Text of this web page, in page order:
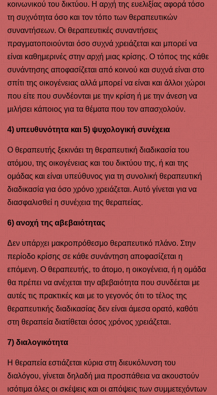
κοινωνικού του δικτύου. Η αρχή της ευελιξίας αφορά τόσο
τη συχνότητα όσο και τον τόπο των θεραπευτικών
συναντήσεων. Οι θεραπευτικές συναντήσεις
πραγματοποιούνται όσο συχνά χρειάζεται και μπορεί να
είναι καθημερινές στην αρχή μιας κρίσης. Ο τόπος της κάθε
συνάντησης αποφασίζεται από κοινού και συχνά είναι στο
σπίτι της οικογένειας αλλά μπορεί να είναι και άλλοι χώροι
που είτε που συνδέονται με την κρίση ή με την άνεση να
μιλήσει κάποιος για τα θέματα που τον απασχολούν.
4) υπευθυνότητα και 5) ψυχολογική συνέχεια
Ο θεραπευτής ξεκινάει τη θεραπευτική διαδικασία του
ατόμου, της οικογένειας και του δικτύου της, ή και της
ομάδας και είναι υπεύθυνος για τη συνολική θεραπευτική
διαδικασία για όσο χρόνο χρειάζεται. Αυτό γίνεται για να
διασφαλισθεί η συνέχεια της θεραπείας.
6) ανοχή της αβεβαιότητας
Δεν υπάρχει μακροπρόθεσμο θεραπευτικό πλάνο. Στην
περίοδο κρίσης σε κάθε συνάντηση αποφασίζεται η
επόμενη. Ο θεραπευτής, το άτομο, η οικογένεια, ή η ομάδα
θα πρέπει να ανέχεται την αβεβαιότητα που συνδέεται με
αυτές τις πρακτικές και με το γεγονός ότι το τέλος της
θεραπευτικής διαδικασίας δεν είναι άμεσα ορατό, καθότι
στη θεραπεία διατίθεται όσος χρόνος χρειάζεται.
7) διαλογικότητα
Η θεραπεία εστιάζεται κύρια στη διευκόλυνση του
διαλόγου, γίνεται δηλαδή μια προσπάθεια να ακουστούν
ισότιμα όλες οι σκέψεις και οι απόψεις των συμμετεχόντων